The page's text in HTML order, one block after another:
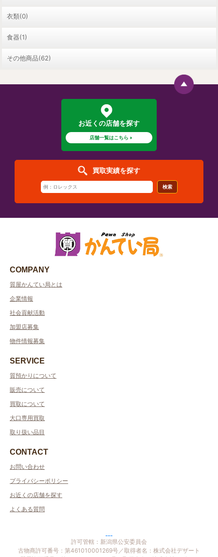
衣類(0)
食器(1)
その他商品(62)
お近くの店舗を探す
店舗一覧はこちら
買取実績を探す
検索
COMPANY
質屋かんてい局とは
企業情報
社会貢献活動
加盟店募集
物件情報募集
SERVICE
質預かりについて
販売について
買取について
大口専用買取
取り扱い品目
CONTACT
お問い合わせ
プライバシーポリシー
お近くの店舗を探す
よくある質問